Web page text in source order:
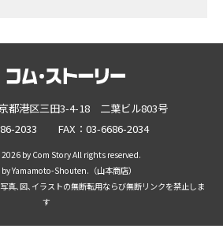
都港区三田3-4-18 二葉ビル803号
2033 FAX：03-6686-2034
by Com Story All rights reserved.
Yamamoto-Shouten.（山本商店）
真､図､イラストの無断転用ならび無断リンクを禁止しま
す